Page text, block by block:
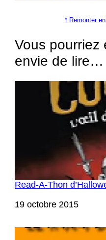
🠕 Remonter
Vous pourriez
envie de lire…
Read-A-Thon
Date
19 octobre 2015